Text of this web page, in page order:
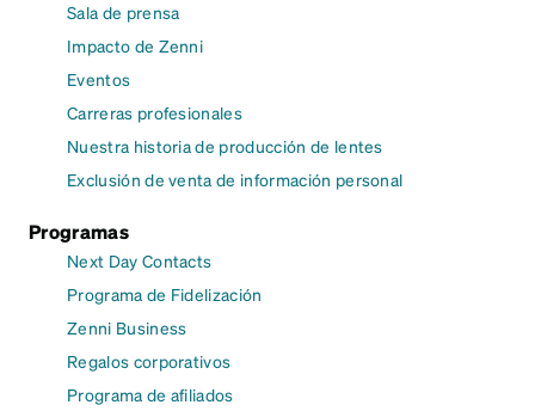
Sala de prensa
Impacto de Zenni
Eventos
Carreras profesionales
Nuestra historia de producción de lentes
Exclusión de venta de información personal
Programas
Next Day Contacts
Programa de Fidelización
Zenni Business
Regalos corporativos
Programa de afiliados